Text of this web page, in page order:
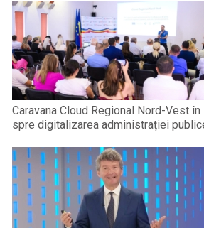
Caravana Cloud Regional Nord-Vest în
spre digitalizarea administrației